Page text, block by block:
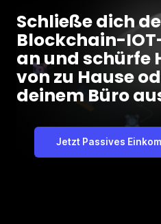
Schließe dich
Blockchain-
an und schürfe
von zu Hause
deinem Büro
Jetzt Passives